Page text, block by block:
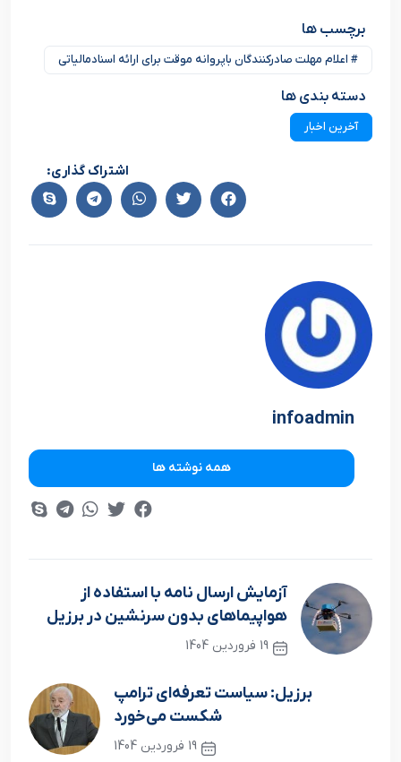
برچسب ها
# اعلام مهلت صادرکنندگان باپروانه موقت برای ارائه اسنادمالیاتی
دسته بندی ها
آخرین اخبار
اشتراک گذاری:
infoadmin
همه نوشته ها
آزمایش ارسال نامه با استفاده از
هواپیماهای بدون سرنشین در برزیل
19 فروردین 1404
برزیل: سیاست تعرفه‌ای ترامپ
شکست می‌خورد
19 فروردین 1404